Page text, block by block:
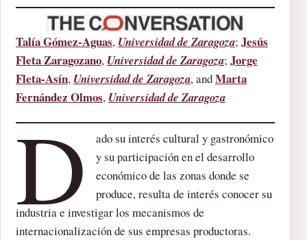
Talía Gómez-Aguas, Universidad de Zaragoza; Jesús
Fleta Zaragozano, Universidad de Zaragoza; Jorge
Fleta-Asín, Universidad de Zaragoza, andMarta
Fernández Olmos, Universidad de Zaragoza
D
ado su interés cultural y gastronómico
y su participación en el desarrollo
económico de las zonas donde se
produce, resulta de interés conocer su
industria e investigar los mecanismos de
internacionalización de sus empresas productoras.